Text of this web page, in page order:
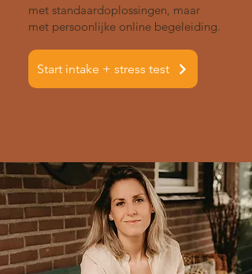
met standaardoplossingen, maar
met persoonlijke online begeleiding.
Start intake + stress test